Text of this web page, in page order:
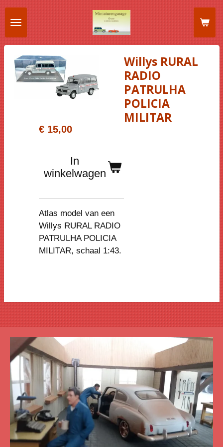
Ga
direct
naar
de
hoofdinhoud
Willys RURAL
RADIO
PATRULHA
POLICIA
MILITAR
€ 15,00
In
winkelwagen
Atlas model van een
Willys RURAL RADIO
PATRULHA POLICIA
MILITAR, schaal 1:43.